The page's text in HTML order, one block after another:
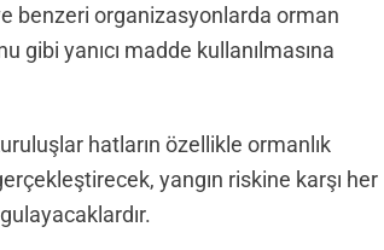
benzeri organizasyonlarda orman
gibi yanıcı madde kullanılmasına
hatların özellikle ormanlık
yangın riskine karşı her